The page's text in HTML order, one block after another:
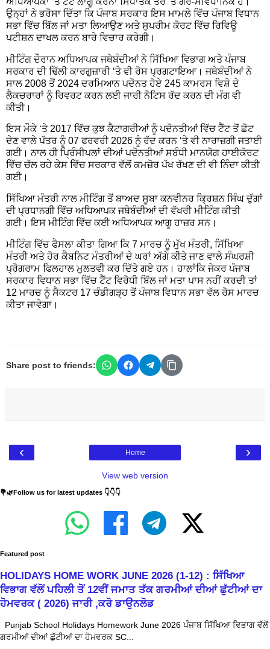
ਉਨ੍ਹਾਂ ਨੇ ਭਰੋਸਾ ਦਿੱਤਾ ਕਿ ਪੰਜਾਬ ਸਰਕਾਰ ਇਸ ਮਾਮਲੇ ਵਿੱਚ ਪੰਜਾਬ ਵਿਧਾਨ
ਸਭਾ ਵਿੱਚ ਬਿੱਲ ਜਾਂ ਮਤਾ ਲਿਆਉਣ ਅਤੇ ਸੁਪਰੀਮ ਕੋਰਟ ਵਿੱਚ ਰਿਵਿਊ
ਪਟੀਸ਼ਨ ਦਾਖਲ ਕਰਨ ਬਾਰੇ ਵਿਚਾਰ ਕਰੇਗੀ।
ਮੀਟਿੰਗ ਦੌਰਾਨ ਅਧਿਆਪਕ ਜਥੇਬੰਦੀਆਂ ਨੇ ਸਿੱਖਿਆ ਵਿਭਾਗ ਅਤੇ ਪੰਜਾਬ
ਸਰਕਾਰ ਦੀ ਢਿੱਲੀ ਕਾਰਗੁਜ਼ਾਰੀ ‘ਤੇ ਵੀ ਰੋਸ ਪ੍ਰਗਟਾਇਆ। ਜਥੇਬੰਦੀਆਂ ਨੇ
ਸਾਲ 2008 ਤੋਂ 2024 ਦਰਮਿਆਨ ਪਦੋਨਤ ਹੋਏ 245 ਕਾਮਰਸ ਵਿਸ਼ੇ ਦੇ
ਲੈਕਚਰਾਰਾਂ ਨੂੰ ਰਿਵਰਟ ਕਰਨ ਲਈ ਜਾਰੀ ਨੋਟਿਸ ਰੱਦ ਕਰਨ ਦੀ ਮੰਗ ਵੀ
ਕੀਤੀ।
ਇਸ ਮੌਕੇ ‘ਤੇ 2017 ਵਿੱਚ ਕੁਝ ਕੈਟਾਗਰੀਆਂ ਨੂੰ ਪਦੋਨਤੀਆਂ ਵਿੱਚ ਟੈੱਟ ਤੋਂ ਛੋਟ
ਦੇਣ ਵਾਲੇ ਪੱਤਰ ਨੂੰ 07 ਫਰਵਰੀ 2026 ਨੂੰ ਰੱਦ ਕਰਨ ‘ਤੇ ਵੀ ਨਾਰਾਜ਼ਗੀ ਜਤਾਈ
ਗਈ। ਨਾਲ ਹੀ ਪ੍ਰਿੰਸੀਪਲਾਂ ਦੀਆਂ ਪਦੋਨਤੀਆਂ ਸਬੰਧੀ ਮਾਨਯੋਗ ਹਾਈਕੋਰਟ
ਵਿੱਚ ਚੱਲ ਰਹੇ ਕੇਸ ਵਿੱਚ ਸਰਕਾਰ ਵੱਲੋਂ ਕਮਜ਼ੋਰ ਪੱਖ ਰੱਖਣ ਦੀ ਵੀ ਨਿੰਦਾ ਕੀਤੀ
ਗਈ।
ਸਿੱਖਿਆ ਮੰਤਰੀ ਨਾਲ ਮੀਟਿੰਗ ਤੋਂ ਬਾਅਦ ਸੂਬਾ ਕਨਵੀਨਰ ਕ੍ਰਿਸ਼ਨ ਸਿੰਘ ਦੁੱਗਾਂ
ਦੀ ਪ੍ਰਧਾਨਗੀ ਵਿੱਚ ਅਧਿਆਪਕ ਜਥੇਬੰਦੀਆਂ ਦੀ ਵੱਖਰੀ ਮੀਟਿੰਗ ਕੀਤੀ
ਗਈ। ਇਸ ਮੀਟਿੰਗ ਵਿੱਚ ਕਈ ਅਧਿਆਪਕ ਆਗੂ ਹਾਜ਼ਰ ਸਨ।
ਮੀਟਿੰਗ ਵਿੱਚ ਫੈਸਲਾ ਕੀਤਾ ਗਿਆ ਕਿ 7 ਮਾਰਚ ਨੂੰ ਮੁੱਖ ਮੰਤਰੀ, ਸਿੱਖਿਆ
ਮੰਤਰੀ ਅਤੇ ਹੋਰ ਕੈਬਨਿਟ ਮੰਤਰੀਆਂ ਦੇ ਘਰਾਂ ਅੱਗੇ ਕੀਤੇ ਜਾਣ ਵਾਲੇ ਸੰਘਰਸ਼ੀ
ਪ੍ਰੋਗਰਾਮ ਫਿਲਹਾਲ ਮੁਲਤਵੀ ਕਰ ਦਿੱਤੇ ਗਏ ਹਨ। ਹਾਲਾਂਕਿ ਜੇਕਰ ਪੰਜਾਬ
ਸਰਕਾਰ ਵਿਧਾਨ ਸਭਾ ਵਿੱਚ ਟੈੱਟ ਵਿਰੋਧੀ ਬਿੱਲ ਜਾਂ ਮਤਾ ਪਾਸ ਨਹੀਂ ਕਰਦੀ ਤਾਂ
12 ਮਾਰਚ ਨੂੰ ਸੈਕਟਰ 17 ਚੰਡੀਗੜ੍ਹ ਤੋਂ ਪੰਜਾਬ ਵਿਧਾਨ ਸਭਾ ਵੱਲ ਰੋਸ ਮਾਰਚ
ਕੀਤਾ ਜਾਵੇਗਾ।
Share post to friends:
‹ ›
Home
View web version
💐🌿Follow us for latest updates 👇👇👇
Featured post
HOLIDAYS HOME WORK JUNE 2026 (1-12) : ਸਿੱਖਿਆ
ਵਿਭਾਗ ਵੱਲੋਂ ਪਹਿਲੀ ਤੋਂ 12ਵੀਂ ਜਮਾਤ ਤੱਕ ਗਰਮੀਆਂ ਦੀਆਂ ਛੁੱਟੀਆਂ ਦਾ
ਹੋਮਵਰਕ ( 2026) ਜਾਰੀ ,ਕਰੋ ਡਾਉਨਲੋਡ
Punjab School Holidays Homework June 2026 ਪੰਜਾਬ ਸਿੱਖਿਆ ਵਿਭਾਗ ਵੱਲੋਂ
ਗਰਮੀਆਂ ਦੀਆਂ ਛੁੱਟੀਆਂ ਦਾ ਹੋਮਵਰਕ SC...